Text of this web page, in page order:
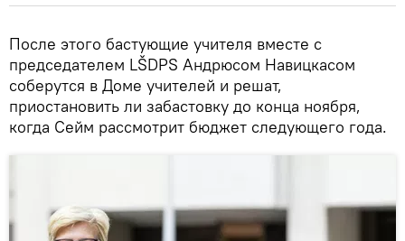
После этого бастующие учителя вместе с
председателем LŠDPS Андрюсом Навицкасом
соберутся в Доме учителей и решат,
приостановить ли забастовку до конца ноября,
когда Сейм рассмотрит бюджет следующего года.